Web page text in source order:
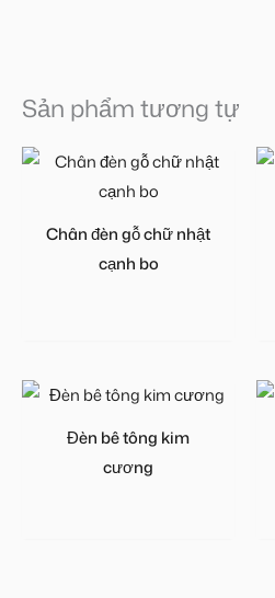
Sản phẩm tương tự
Chân đèn gỗ chữ nhật
cạnh bo
Đèn bê tông kim
cương